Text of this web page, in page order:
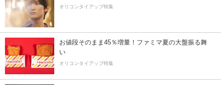
オリコンタイアップ特集
お値段そのまま45％増量！ファミマ夏の大盤振る舞
い
オリコンタイアップ特集